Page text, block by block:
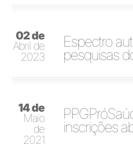
02 de
Abril de
2023
Espectro
pesquisas
14 de
Maio
de
2021
inscrições